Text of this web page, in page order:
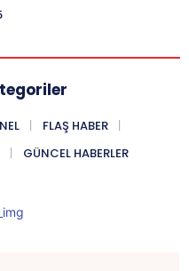
FLAŞ HABER
GÜNCEL HABERLER